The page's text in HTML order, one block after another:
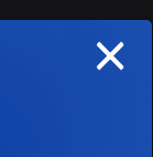
com o
Carlos
×